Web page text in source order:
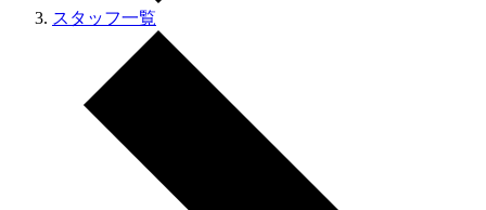
スタッフ一覧